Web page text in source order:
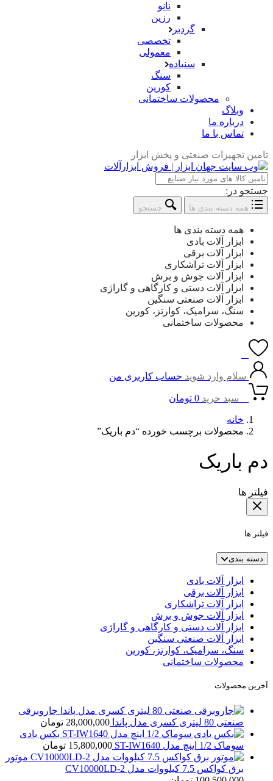
نانو
رزین
گردبر
تخصصی
معمولی
سنباده
سنگ
کورین
محصولات ساختمانی
وبلاگ
درباره ما
تماس با ما
تامین تجهیزات صنعتی و پخش ابزار
جستجو در:
همه دسته بندی ها جستجو
همه دسته بندی ها
ابزار آلات بادی
ابزار آلات برقی
ابزار آلات تراشکاری
ابزار آلات جوش و برش
ابزار آلات دستی و کارگاهی و گاراژی
ابزار آلات صنعتی سنگین
سنگ، سرامیک، کوارتز، کورین
محصولات ساختمانی
سلام وارد شوید حساب کاربری من
سبد خرید 0 تومان
خانه
محصولات برچسب خورده “دم باریک”
دم باریک
فیلتر ها
فیلتر ها
دسته بندی
ابزار آلات بادی
ابزار آلات برقی
ابزار آلات تراشکاری
ابزار آلات جوش و برش
ابزار آلات دستی و کارگاهی و گاراژی
ابزار آلات صنعتی سنگین
سنگ، سرامیک، کوارتز، کورین
محصولات ساختمانی
آخرین محصولات
جاروبرقی
صنعتی 80 لیتری کسری مدل پاندا
28,000,000 تومان
بکس بادی
سوماک 1/2 اینچ مدل ST-IW1640
15,800,000 تومان
موتور
برق کواکس 7.5 کیلووات مدل CV10000LD-2